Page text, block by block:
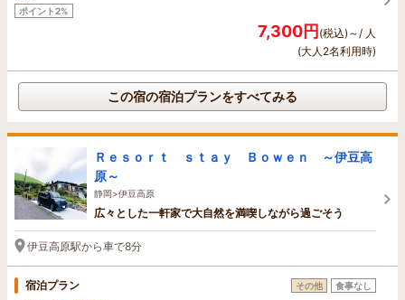
ポイント2%
7,300円(税込)～/ 人
(大人2名利用時)
この宿の宿泊プランをすべてみる
Ｒｅｓｏｒｔ ｓｔａｙ Ｂｏｗｅｎ ～伊豆高
原～
静岡>伊豆高原
広々とした一軒家で大自然を満喫しながら過ごそう
伊豆高原駅から車で8分
宿泊プラン その他 食事なし